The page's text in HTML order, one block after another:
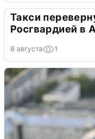
Такси
Росгвардией в
8 августа 1